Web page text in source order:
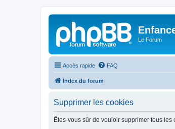
Le Forum
Accès rapide FAQ
Index du forum
Supprimer les cookies
Êtes-vous sûr de vouloir supprimer tous les